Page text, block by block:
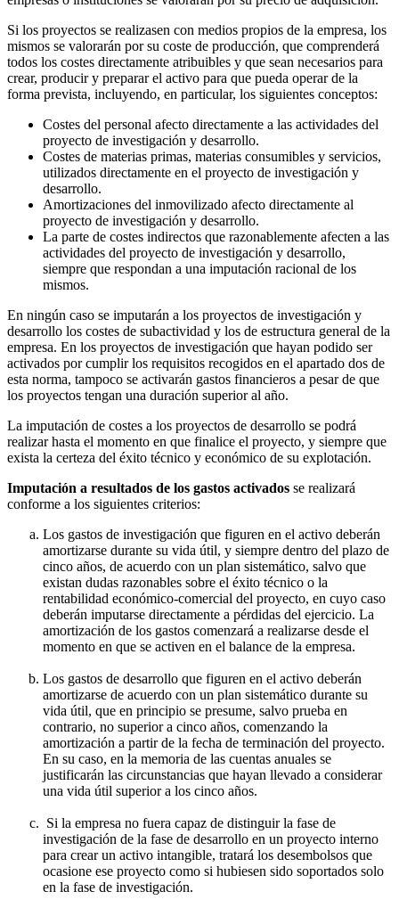
Si los proyectos se realizasen con medios propios de la empresa, los
mismos se valorarán por su coste de producción, que comprenderá
todos los costes directamente atribuibles y que sean necesarios para
crear, producir y preparar el activo para que pueda operar de la
forma prevista, incluyendo, en particular, los siguientes conceptos:
Costes del personal afecto directamente a las actividades del
proyecto de investigación y desarrollo.
Costes de materias primas, materias consumibles y servicios,
utilizados directamente en el proyecto de investigación y
desarrollo.
Amortizaciones del inmovilizado afecto directamente al
proyecto de investigación y desarrollo.
La parte de costes indirectos que razonablemente afecten a las
actividades del proyecto de investigación y desarrollo,
siempre que respondan a una imputación racional de los
mismos.
En ningún caso se imputarán a los proyectos de investigación y
desarrollo los costes de subactividad y los de estructura general de la
empresa. En los proyectos de investigación que hayan podido ser
activados por cumplir los requisitos recogidos en el apartado dos de
esta norma, tampoco se activarán gastos financieros a pesar de que
los proyectos tengan una duración superior al año.
La imputación de costes a los proyectos de desarrollo se podrá
realizar hasta el momento en que finalice el proyecto, y siempre que
exista la certeza del éxito técnico y económico de su explotación.
Imputación a resultados de los gastos activados se realizará
conforme a los siguientes criterios:
Los gastos de investigación que figuren en el activo deberán
amortizarse durante su vida útil, y siempre dentro del plazo de
cinco años, de acuerdo con un plan sistemático, salvo que
existan dudas razonables sobre el éxito técnico o la
rentabilidad económico-comercial del proyecto, en cuyo caso
deberán imputarse directamente a pérdidas del ejercicio. La
amortización de los gastos comenzará a realizarse desde el
momento en que se activen en el balance de la empresa.
Los gastos de desarrollo que figuren en el activo deberán
amortizarse de acuerdo con un plan sistemático durante su
vida útil, que en principio se presume, salvo prueba en
contrario, no superior a cinco años, comenzando la
amortización a partir de la fecha de terminación del proyecto.
En su caso, en la memoria de las cuentas anuales se
justificarán las circunstancias que hayan llevado a considerar
una vida útil superior a los cinco años.
Si la empresa no fuera capaz de distinguir la fase de
investigación de la fase de desarrollo en un proyecto interno
para crear un activo intangible, tratará los desembolsos que
ocasione ese proyecto como si hubiesen sido soportados solo
en la fase de investigación.